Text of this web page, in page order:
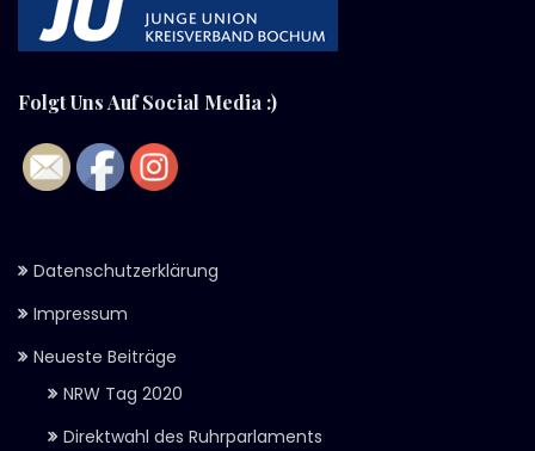
Folgt Uns Auf Social Media :)
Datenschutzerklärung
Impressum
Neueste Beiträge
NRW Tag 2020
Direktwahl des Ruhrparlaments